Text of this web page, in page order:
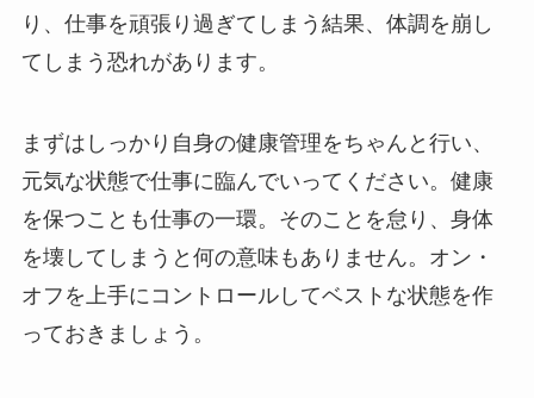
り、仕事を頑張り過ぎてしまう結果、体調を崩し
てしまう恐れがあります。
まずはしっかり自身の健康管理をちゃんと行い、
元気な状態で仕事に臨んでいってください。健康
を保つことも仕事の一環。そのことを怠り、身体
を壊してしまうと何の意味もありません。オン・
オフを上手にコントロールしてベストな状態を作
っておきましょう。